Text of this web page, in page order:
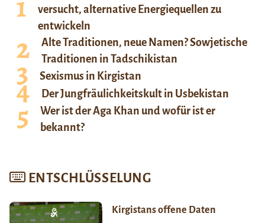
versucht, alternative Energiequellen zu
entwickeln
Alte Traditionen, neue Namen? Sowjetische
Traditionen in Tadschikistan
Sexismus in Kirgistan
Der Jungfräulichkeitskult in Usbekistan
Wer ist der Aga Khan und wofür ist er
bekannt?
ENTSCHLÜSSELUNG
Kirgistans offene Daten